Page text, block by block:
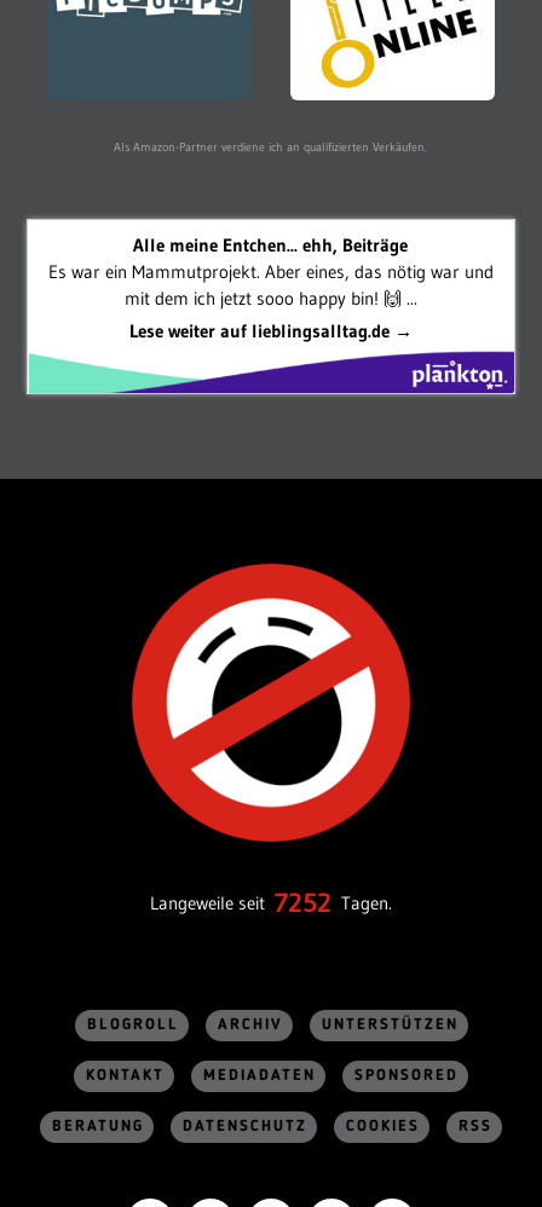
Als Amazon-Partner verdiene ich an qualifizierten Verkäufen.
Alle meine Entchen... ehh, Beiträge
Es war ein Mammutprojekt. Aber eines, das nötig war und
mit dem ich jetzt sooo happy bin! 🙌 ...
Lese weiter auf lieblingsalltag.de →
Langeweile seit 7252 Tagen.
BLOGROLL ARCHIV UNTERSTÜTZEN
KONTAKT MEDIADATEN SPONSORED
BERATUNG DATENSCHUTZ COOKIES RSS